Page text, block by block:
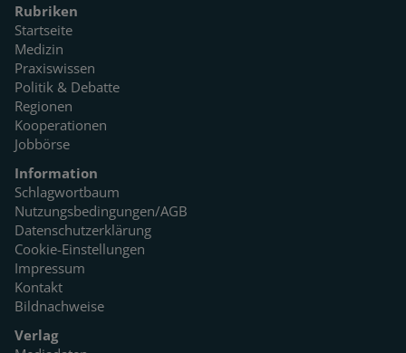
Rubriken
Startseite
Medizin
Praxiswissen
Politik & Debatte
Regionen
Kooperationen
Jobbörse
Information
Schlagwortbaum
Nutzungsbedingungen/AGB
Datenschutzerklärung
Cookie-Einstellungen
Impressum
Kontakt
Bildnachweise
Verlag